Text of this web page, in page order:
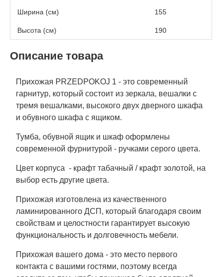
Ширина (см) 155
Высота (см) 190
Описание товара
Прихожая PRZEDPOKOJ 1 - это современный
гарнитур, который состоит из зеркала, вешалки с
тремя вешалками, высокого двух дверного шкафа
и обувного шкафа с ящиком.
Тумба, обувной ящик и шкаф оформлены
современной фурнитурой - ручками серого цвета.
Цвет корпуса - крафт табачный / крафт золотой, на
выбор есть другие цвета.
Прихожая изготовлена ​​из качественного
ламинированного ДСП, который благодаря своим
свойствам и целостности гарантирует высокую
функциональность и долговечность мебели.
Прихожая вашего дома - это место первого
контакта с вашими гостями, поэтому всегда